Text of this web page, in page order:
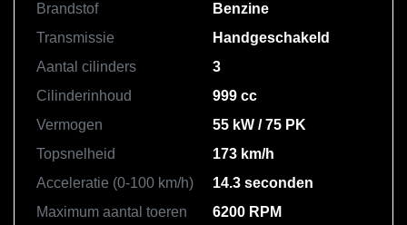
Brandstof
Benzine
Transmissie
Handgeschakeld
Aantal cilinders
3
Cilinderinhoud
999 cc
Vermogen
55 kW / 75 PK
Topsnelheid
173 km/h
Acceleratie (0-100 km/h)
14.3 seconden
Maximum aantal toeren
6200 RPM